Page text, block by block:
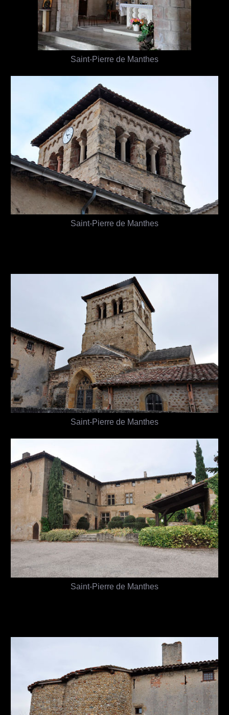
Saint-Pierre de Manthes
Saint-Pierre de Manthes
Saint-Pierre de Manthes
Saint-Pierre de Manthes